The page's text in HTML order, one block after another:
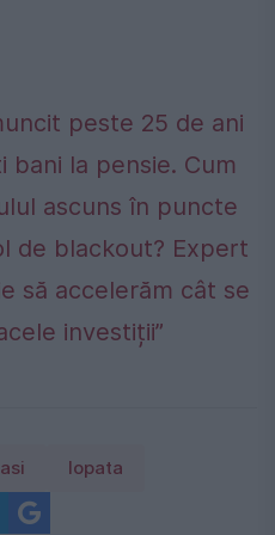
peste 25 de ani
bani la pensie. Cum
ascuns în puncte
de blackout? Expert
să accelerăm cât se
investiții”
lopata